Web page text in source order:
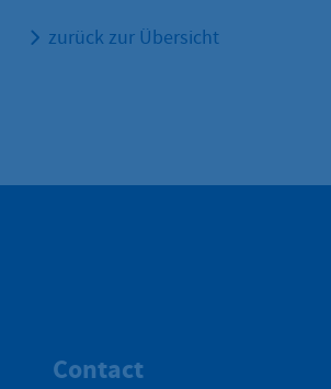
zurück zur Übersicht
Contact